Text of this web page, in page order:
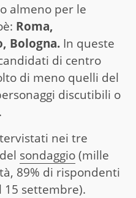
almeno per le
Roma,
Bologna. In queste
di centro
di meno quelli del
discutibili o
nei tre
sondaggio(mille
89% di rispondenti
settembre).